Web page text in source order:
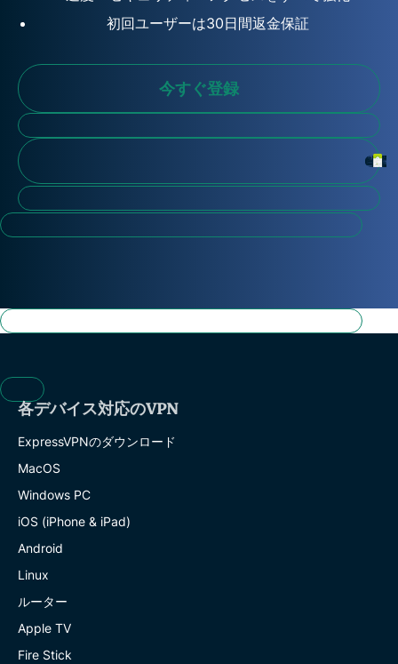
初回ユーザーは30日間返金保証
今すぐ登録
各デバイス対応のVPN
ExpressVPNのダウンロード
MacOS
Windows PC
iOS (iPhone & iPad)
Android
Linux
ルーター
Apple TV
Fire Stick